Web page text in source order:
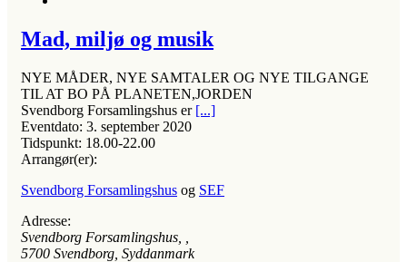
Mad, miljø og musik
NYE MÅDER, NYE SAMTALER OG NYE TILGANGE
TIL AT BO PÅ PLANETEN,JORDEN
Svendborg Forsamlingshus er [...]
Eventdato: 3. september 2020
Tidspunkt: 18.00-22.00
Arrangør(er):
Svendborg Forsamlingshus og SEF
Adresse:
Svendborg Forsamlingshus
5700 Svendborg, Syddanmark